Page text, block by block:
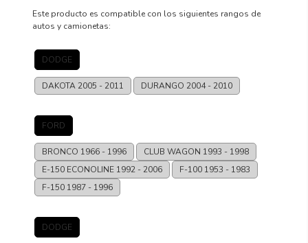
Este producto es compatible con los siguientes rangos de
autos y camionetas:
DODGE
DAKOTA 2005 - 2011 DURANGO 2004 - 2010
FORD
BRONCO 1966 - 1996 CLUB WAGON 1993 - 1998
E-150 ECONOLINE 1992 - 2006 F-100 1953 - 1983
F-150 1987 - 1996
DODGE